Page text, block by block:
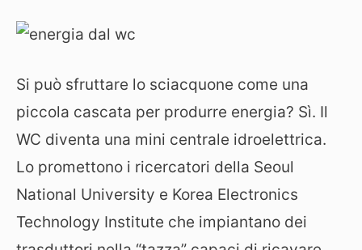
Si può sfruttare lo sciacquone come una
piccola cascata per produrre energia? Sì. Il
WC diventa una mini centrale idroelettrica.
Lo promettono i ricercatori della Seoul
National University e Korea Electronics
Technology Institute che impiantano dei